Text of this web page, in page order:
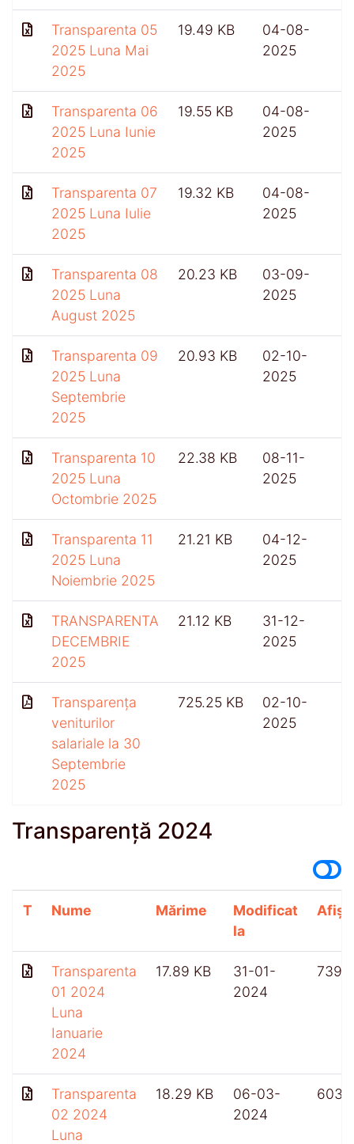
Transparenta 05
2025 Luna Mai
2025
19.49 KB
04-08-
2025
Transparenta 06
2025 Luna Iunie
2025
19.55 KB
04-08-
2025
Transparenta 07
2025 Luna Iulie
2025
19.32 KB
04-08-
2025
Transparenta 08
2025 Luna
August 2025
20.23 KB
03-09-
2025
Transparenta 09
2025 Luna
Septembrie
2025
20.93 KB
02-10-
2025
Transparenta 10
2025 Luna
Octombrie 2025
22.38 KB
08-11-
2025
Transparenta 11
2025 Luna
Noiembrie 2025
21.21 KB
04-12-
2025
TRANSPARENTA
DECEMBRIE
2025
21.12 KB
31-12-
2025
Transparența
veniturilor
salariale la 30
Septembrie
2025
725.25 KB
02-10-
2025
Transparență 2024
T Nume Mărime
Modificat
la
Transparenta
01 2024
Luna
Ianuarie
2024
17.89 KB
31-01-
2024
739
Transparenta
02 2024
Luna
18.29 KB
06-03-
2024
603